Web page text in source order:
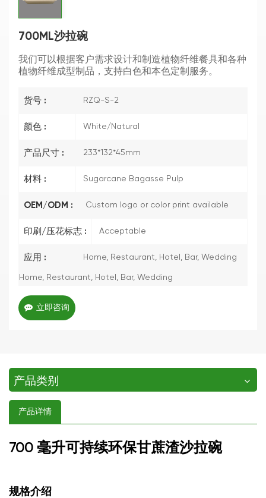
700ML沙拉碗
我们可以根据客户需求设计和制造植物纤维餐具和各种
植物纤维成型制品，支持白色和本色定制服务。
货号 : RZQ-S-2
颜色 : White/Natural
产品尺寸 : 233*132*45mm
材料 : Sugarcane Bagasse Pulp
OEM/ODM : Custom logo or color print available
印刷/压花标志 : Acceptable
应用 : Home, Restaurant, Hotel, Bar, Wedding
Home, Restaurant, Hotel, Bar, Wedding
立即咨询
产品类别
产品详情
700 毫升可持续环保甘蔗渣沙拉碗
规格介绍